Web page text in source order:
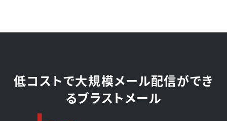
低コストで大規模メール配信ができ
るブラストメール